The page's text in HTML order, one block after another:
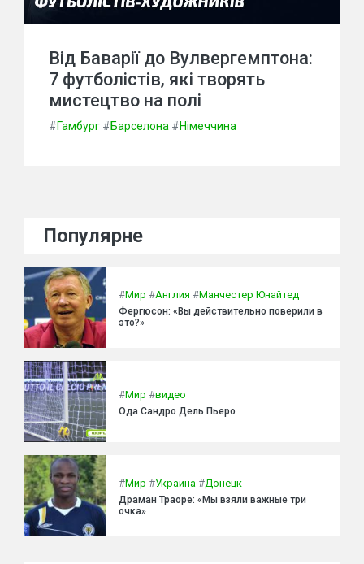
Від Баварії до Вулвергемптона:
7 футболістів, які творять
мистецтво на полі
#Гамбург #Барселона #Німеччина
Популярне
#Мир #Англия #Манчестер Юнайтед
Фергюсон: «Вы действительно поверили в
это?»
#Мир #видео
Ода Сандро Дель Пьеро
#Мир #Украина #Донецк
Драман Траоре: «Мы взяли важные три
очка»